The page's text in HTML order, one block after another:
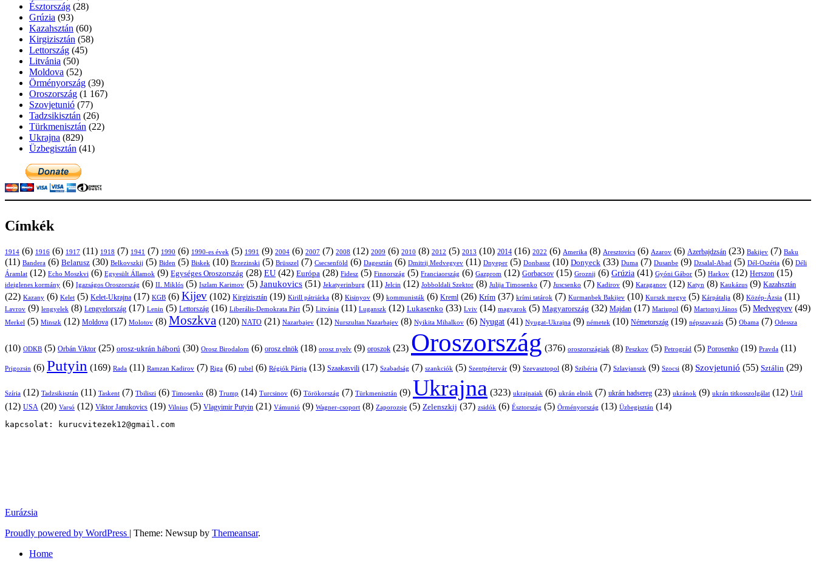
Észtország (28)
Grúzia (93)
Kazahsztán (60)
Kirgizisztán (58)
Lettország (45)
Litvánia (50)
Moldova (52)
Örményország (39)
Oroszország (1 167)
Szovjetunió (77)
Tadzsikisztán (26)
Türkmenisztán (22)
Ukrajna (829)
Üzbegisztán (41)
Címkék
1914 (6) 1916 (6) 1917 (11) 1918 (7) 1941 (7) 1990 (6) 1990-es évek (5) 1991 (9) 2004 (6) 2007 (7) 2008 (12) 2009 (6) 2010 (8) 2012 (5) 2013 (10) 2014 (16) 2022 (6) Amerika (8) Aresztovics (6) Azarov (6) Azerbajdzsán (23) Bakijev (7) Baku
(11) Bandera (6) Belarusz (30) Belkovszkij (5) Biden (5) Biskek (10) Brzezinski (5) Brüsszel (7) Csecsenföld (6) Dagesztán (6) Dmitrij Medvegyev (11) Dnyeper (5) Donbassz (10) Donyeck (33) Duma (7) Dusanbe (9) Dzsalal-Abad (5) Dél-Oszétia (6) Déli
Áramlat (12) Echo Moszkvi (6) Egyesült Államok (9) Egységes Oroszország (28) EU (42) Európa (28) Fidesz (5) Finnország (5) Franciaország (6) Gazprom (12) Gorbacsov (15) Groznij (6) Grúzia (41) Gyóni Gábor (5) Harkov (12) Herszon (15)
ideiglenes kormány (6) Igazságos Oroszország (6) II. Miklós (5) Iszlam Karimov (5) Janukovics (51) Jekatyerinburg (11) Jelcin (12) Jobboldali Szektor (8) Julija Timosenko (7) Juscsenko (7) Kadirov (9) Karaganov (12) Katyn (8) Kaukázus (9) Kazahsztán
(22) Kazany (6) Kelet (5) Kelet-Ukrajna (17) KGB (6) Kijev (102) Kirgizisztán (19) Kirill pátriárka (8) Kisinyov (9) kommunisták (6) Kreml (26) Krím (37) krími tatárok (7) Kurmanbek Bakijev (10) Kurszk megye (5) Kárpátalja (8) Közép-Ázsia (11)
Lavrov (9) lengyelek (8) Lengyelország (17) Lenin (5) Lettország (16) Liberális-Demokrata Párt (5) Litvánia (11) Luganszk (12) Lukasenko (33) Lviv (14) magyarok (5) Magyarország (32) Majdan (17) Mariupol (6) Martonyi János (5) Medvegyev (49)
Merkel (5) Minszk (12) Moldova (17) Molotov (8) Moszkva (120) NATO (21) Nazarbajev (12) Nurszultan Nazarbajev (8) Nyikita Mihalkov (6) Nyugat (41) Nyugat-Ukrajna (9) németek (10) Németország (19) népszavazás (5) Obama (7) Odessza
(10) ODKB (5) Orbán Viktor (25) orosz-ukrán háború (30) Orosz Birodalom (6) orosz elnök (18) orosz nyelv (9) oroszok (23) Oroszország (376) oroszországiak (8) Peszkov (5) Petrográd (5) Porosenko (19) Pravda (11)
Prigozsin (6) Putyin (169) Rada (11) Ramzan Kadirov (7) Riga (6) rubel (6) Régiók Pártja (13) Szaakasvili (17) Szabadság (7) szankciók (5) Szentpétervár (9) Szevasztopol (8) Szibéria (7) Szlavjanszk (9) Szocsi (8) Szovjetunió (55) Sztálin (29)
Szíria (12) Tadzsikisztán (11) Taskent (7) Tbiliszi (6) Timosenko (8) Trump (14) Turcsinov (6) Törökország (7) Türkmenisztán (9) Ukrajna (323) ukrajnaiak (6) ukrán elnök (7) ukrán hadsereg (23) ukránok (9) ukrán titkosszolgálat (12) Urál
(12) USA (20) Varsó (12) Viktor Janukovics (19) Vilnius (5) Vlagyimir Putyin (21) Vámunió (9) Wagner-csoport (8) Zaporozsje (5) Zelenszkij (37) zsidók (6) Észtország (5) Örményország (13) Üzbegisztán (14)
kapcsolat: kurucvitezek12@gmail.com
Eurázsia
Proudly powered by WordPress
Theme: Newsup by Themeansar.
Home